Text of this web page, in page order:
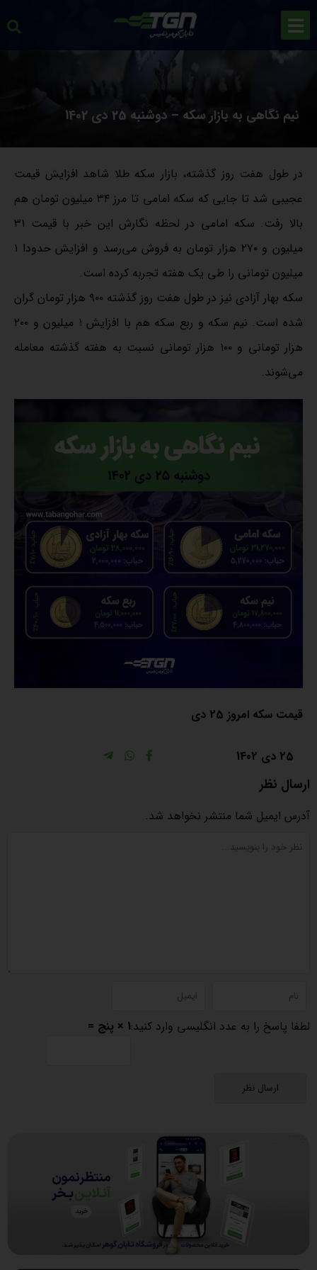
نیم نگاهی به بازار سکه – دوشنبه 25 دی 1402
در طول هفت روز گذشته، بازار سکه طلا شاهد افزایش قیمت
عجیبی شد تا جایی که سکه امامی تا مرز ۳۴ میلیون تومان هم
بالا رفت. سکه امامی در لحظه نگارش این خبر با قیمت ۳۱
میلیون و ۲۷۰ هزار تومان به فروش می‌رسد و افزایش حدودا ۱
میلیون تومانی را طی یک هفته تجربه کرده است.
سکه بهار آزادی نیز در طول هفت روز گذشته ۹۰۰ هزار تومان گران
شده است. نیم سکه و ربع سکه هم با افزایش ۱ میلیون و ۲۰۰
هزار تومانی و ۱۰۰ هزار تومانی نسبت به هفته گذشته معامله
می‌شوند.
قیمت سکه امروز 25 دی
25 دی 1402
ارسال نظر
آدرس ایمیل شما منتشر نخواهد شد.
لطفا پاسخ را به عدد انگلیسی وارد کنید:1 × پنج =